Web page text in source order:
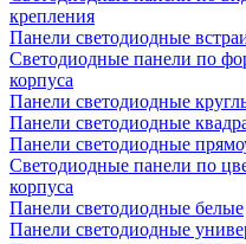
крепления
Панели светодиодные
Светодиодные панели по
корпуса
Панели светодиодные
Панели светодиодные
Панели светодиодные
Светодиодные панели по
корпуса
Панели светодиодные белые
Панели светодиодные